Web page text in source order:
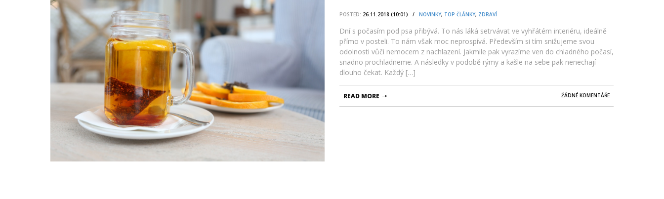
POSTED: 26.11.2018 (10:01) / NOVINKY, TOP ČLÁNKY, ZDRAVÍ
Dní s počasím pod psa přibývá. To nás láká setrvávat ve vyhřátém interiéru, ideálně
přímo v posteli. To nám však moc neprospívá. Především si tím snižujeme svou
odolnosti vůči nemocem z nachlazení. Jakmile pak vyrazíme ven do chladného počasí,
snadno prochladneme. A následky v podobě rýmy a kašle na sebe pak nenechají
dlouho čekat. Každý […]
ŽÁDNÉ KOMENTÁŘE
READ MORE